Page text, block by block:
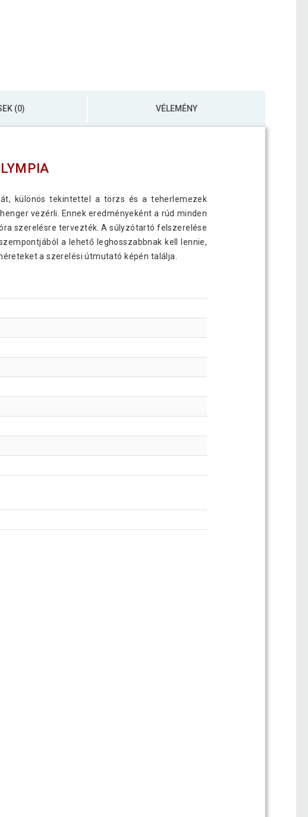
(0) VÉLEMÉNY
különös tekintettel a törzs és a teherlemezek
vezérli. Ennek eredményeként a rúd minden
szerelésre tervezték. A súlyzótartó felszerelése
a lehető leghosszabbnak kell lennie,
a szerelési útmutató képén találja.